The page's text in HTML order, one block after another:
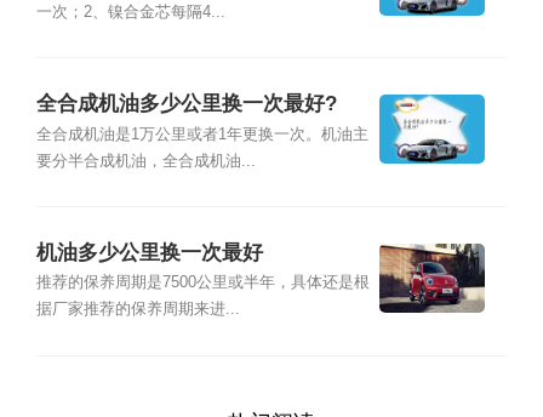
一次；2、镍合金芯每隔4...
全合成机油多少公里换一次最好?
全合成机油是1万公里或者1年更换一次。机油主
要分半合成机油，全合成机油...
机油多少公里换一次最好
推荐的保养周期是7500公里或半年，具体还是根
据厂家推荐的保养周期来进...